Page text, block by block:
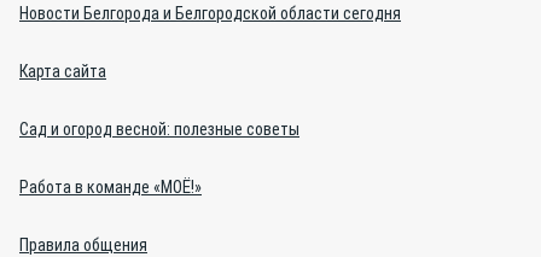
Новости Белгорода и Белгородской области сегодня
Карта сайта
Сад и огород весной: полезные советы
Работа в команде «МОЁ!»
Правила общения